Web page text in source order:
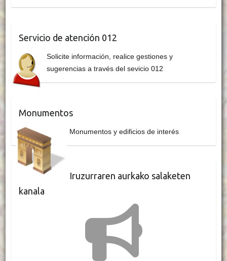
Servicio de atención 012
Solicite información, realice gestiones y
sugerencias a través del sevicio 012
Monumentos
Monumentos y edificios de interés
Iruzurraren aurkako salaketen
kanala